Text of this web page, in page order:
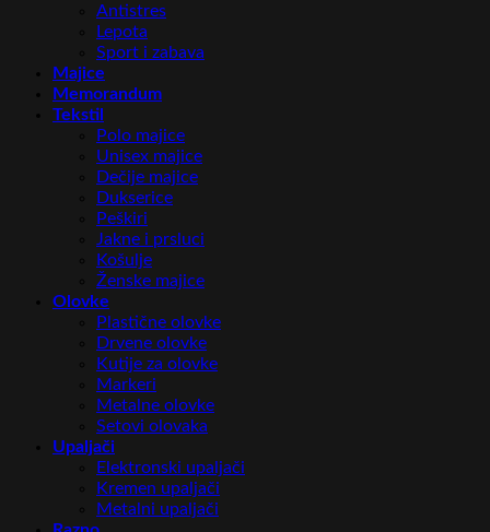
Antistres
Lepota
Sport i zabava
Majice
Memorandum
Tekstil
Polo majice
Unisex majice
Dečije majice
Dukserice
Peškiri
Jakne i prsluci
Košulje
Ženske majice
Olovke
Plastične olovke
Drvene olovke
Kutije za olovke
Markeri
Metalne olovke
Setovi olovaka
Upaljači
Elektronski upaljači
Kremen upaljači
Metalni upaljači